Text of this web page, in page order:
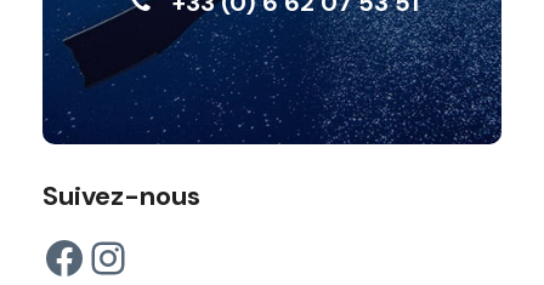
Suivez-nous
Facebook Instagram